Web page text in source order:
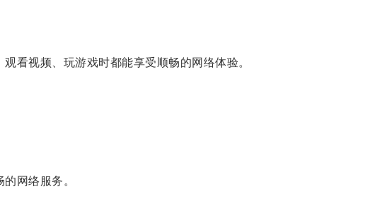
看视频、玩游戏时都能享受顺畅的网络体验。
网络服务。